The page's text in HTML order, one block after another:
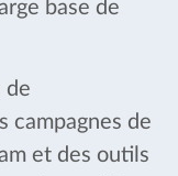
base de
de
campagnes de
et des outils